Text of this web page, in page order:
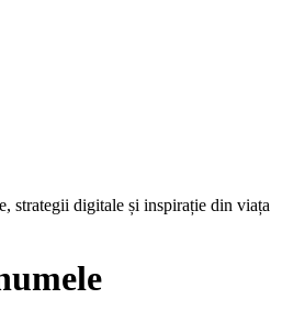
strategii digitale și inspirație din viața